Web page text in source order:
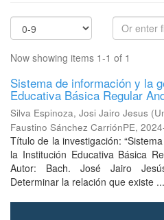
Now showing items 1-1 of 1
Sistema de información y la
Educativa Básica Regular
Silva Espinoza, Josi Jairo Jesus (
Faustino Sánchez CarriónPE,
Título de la investigación:
la Institución Educativa Básica
Autor: Bach. José Jairo
Determinar la relación que existe ...